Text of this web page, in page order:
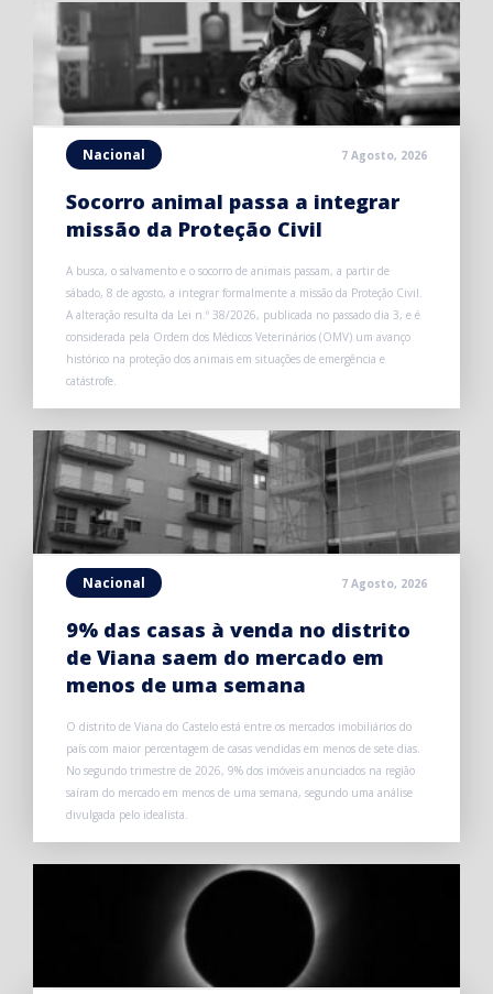
Nacional 7 Agosto, 2026
Socorro animal passa a integrar
missão da Proteção Civil
A busca, o salvamento e o socorro de animais passam, a partir de
sábado, 8 de agosto, a integrar formalmente a missão da Proteção Civil.
A alteração resulta da Lei n.º 38/2026, publicada no passado dia 3, e é
considerada pela Ordem dos Médicos Veterinários (OMV) um avanço
histórico na proteção dos animais em situações de emergência e
catástrofe.
Nacional 7 Agosto, 2026
9% das casas à venda no distrito
de Viana saem do mercado em
menos de uma semana
O distrito de Viana do Castelo está entre os mercados imobiliários do
país com maior percentagem de casas vendidas em menos de sete dias.
No segundo trimestre de 2026, 9% dos imóveis anunciados na região
saíram do mercado em menos de uma semana, segundo uma análise
divulgada pelo idealista.